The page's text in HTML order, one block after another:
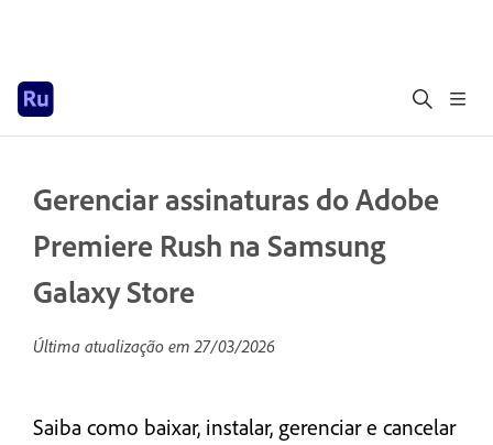
Gerenciar assinaturas do Adobe
Premiere Rush na Samsung
Galaxy Store
Última atualização em27/03/2026
Saiba como baixar, instalar, gerenciar e cancelar